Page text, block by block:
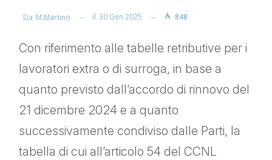
Da M.martino il 30 Gen 2025 848
Con riferimento alle tabelle retributive per i
lavoratori extra o di surroga, in base a
quanto previsto dall’accordo di rinnovo del
21 dicembre 2024 e a quanto
successivamente condiviso dalle Parti, la
tabella di cui all’articolo 54 del CCNL